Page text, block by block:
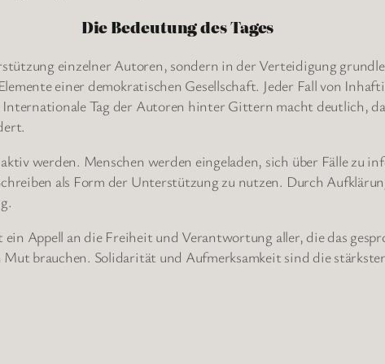
Die Bedeutung des Tages
einzelner Autoren, sondern in der Verteidigung
einer demokratischen Gesellschaft. Jeder Fall von
Tag der Autoren hinter Gittern macht deutlich,
werden. Menschen werden eingeladen, sich über Fälle zu
als Form der Unterstützung zu nutzen. Durch
Appell an die Freiheit und Verantwortung aller, die das
brauchen. Solidarität und Aufmerksamkeit sind die